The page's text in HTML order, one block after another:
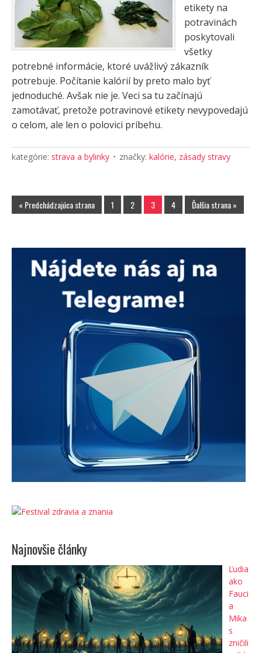
etikety na
potravinách
poskytovali
všetky
potrebné informácie, ktoré uvážlivý zákazník
potrebuje. Počítanie kalórií by preto malo byť
jednoduché. Avšak nie je. Veci sa tu začínajú
zamotávať, pretože potravinové etikety nevypovedajú
o celom, ale len o polovici príbehu.
kategórie: strava a bylinky značky: kalórie, zásady stravy
« Predchádzajúca strana 1 2 3 4 Ďalšia strana »
Najnovšie články
Ľudia
ako
Fauci
a
Mika
s
zničili